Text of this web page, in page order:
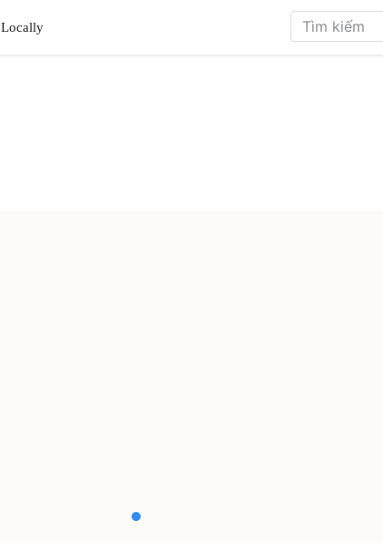
Locally